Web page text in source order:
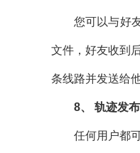
您可以与好友
文件，好友收到
条线路并发送给
8、 轨迹发布
任何用户都可